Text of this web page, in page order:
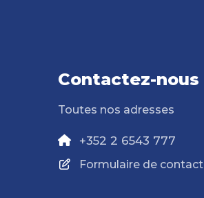
Contactez-nous
Toutes nos adresses
+352 2 6543 777
Formulaire de contact